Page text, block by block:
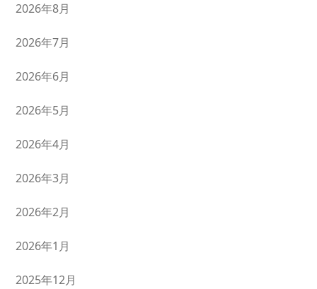
2026年8月
2026年7月
2026年6月
2026年5月
2026年4月
2026年3月
2026年2月
2026年1月
2025年12月